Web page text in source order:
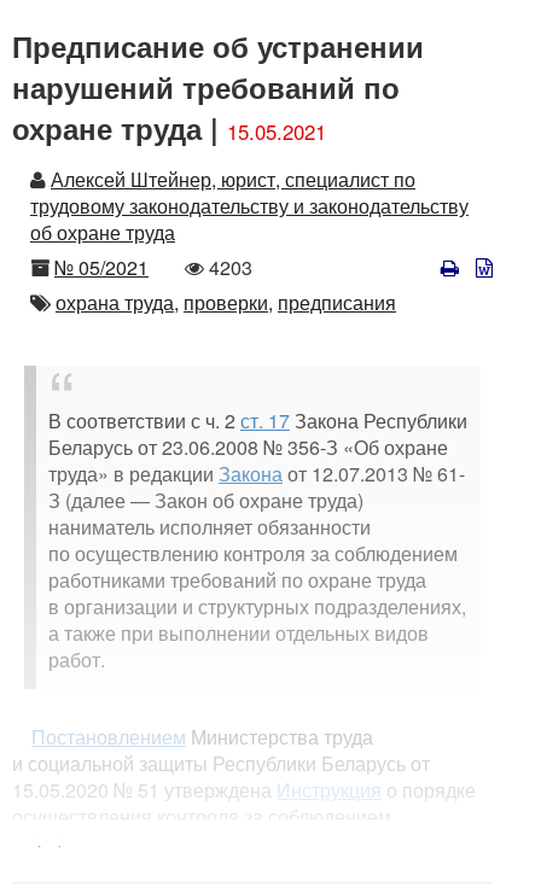
Предписание об устранении
нарушений требований по
охране труда | 15.05.2021
Автор
Алексей Штейнер, юрист, специалист по
трудовому законодательству и законодательству
об охране труда
Номер
№ 05/2021
Количество
просмотров
4203
Автор
охрана труда, проверки, предписания
В соответствии с ч. 2 ст. 17Закона Республики
Беларусь от 23.06.2008 № 356-З «Об охране
труда» в редакции Законаот 12.07.2013 № 61-
З (далее — Закон об охране труда)
наниматель исполняет обязанности
по осуществлению контроля за соблюдением
работниками требований по охране труда
в организации и структурных подразделениях,
а также при выполнении отдельных видов
работ.
Постановлением Министерства труда
и социальной защиты Республики Беларусь от
15.05.2020 № 51 утверждена Инструкция о порядке
осуществления контроля за соблюдением
работниками требований по охране труда